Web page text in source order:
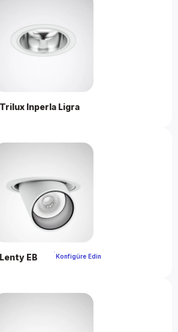
Trilux Inperla Ligra
EB Konfigüre Edin